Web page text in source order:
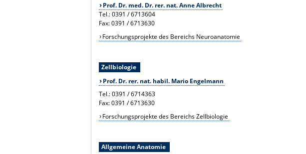
Prof. Dr. med. Dr. rer. nat. Anne Albrecht
Tel.: 0391 / 6713604
Fax: 0391 / 6713630
Forschungsprojekte des Bereichs Neuroanatomie
Zellbiologie
Prof. Dr. rer. nat. habil. Mario Engelmann
Tel.: 0391 / 6714363
Fax: 0391 / 6713630
Forschungsprojekte des Bereichs Zellbiologie
Allgemeine Anatomie